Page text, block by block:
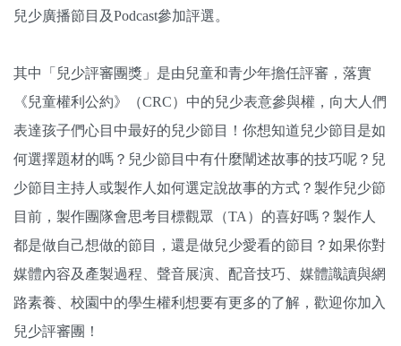
兒少廣播節目及Podcast參加評選。
其中「兒少評審團獎」是由兒童和青少年擔任評審，落實
《兒童權利公約》（CRC）中的兒少表意參與權，向大人們
表達孩子們心目中最好的兒少節目！你想知道兒少節目是如
何選擇題材的嗎？兒少節目中有什麼闡述故事的技巧呢？兒
少節目主持人或製作人如何選定說故事的方式？製作兒少節
目前，製作團隊會思考目標觀眾（TA）的喜好嗎？製作人
都是做自己想做的節目，還是做兒少愛看的節目？如果你對
媒體內容及產製過程、聲音展演、配音技巧、媒體識讀與網
路素養、校園中的學生權利想要有更多的了解，歡迎你加入
兒少評審團！